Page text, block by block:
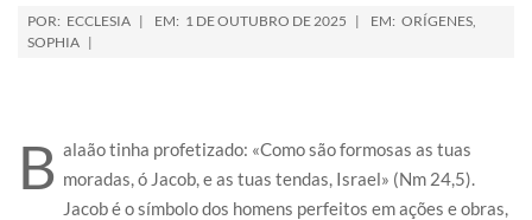
POR: ECCLESIA EM: 1 DE OUTUBRO DE 2025 EM: ORÍGENES,
SOPHIA
B alaão tinha profetizado: «Como são formosas as tuas
moradas, ó Jacob, e as tuas tendas, Israel» (Nm 24,5).
Jacob é o símbolo dos homens perfeitos em ações e obras,